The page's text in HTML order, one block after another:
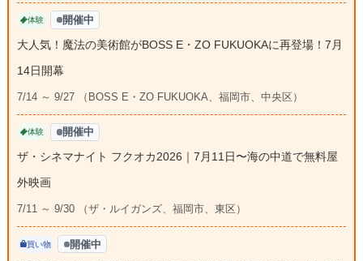
体験 開催中
大人気！魔法の美術館がBOSS E・ZO FUKUOKAに再登場！7月
14日開幕
7/14 ～ 9/27 （BOSS E・ZO FUKUOKA、福岡市、中央区）
体験 開催中
ザ・シネマナイト フクオカ2026｜7月11日〜海の中道で無料屋
外映画
7/11 ～ 9/30 （ザ・ルイガンズ、福岡市、東区）
買い物 開催中